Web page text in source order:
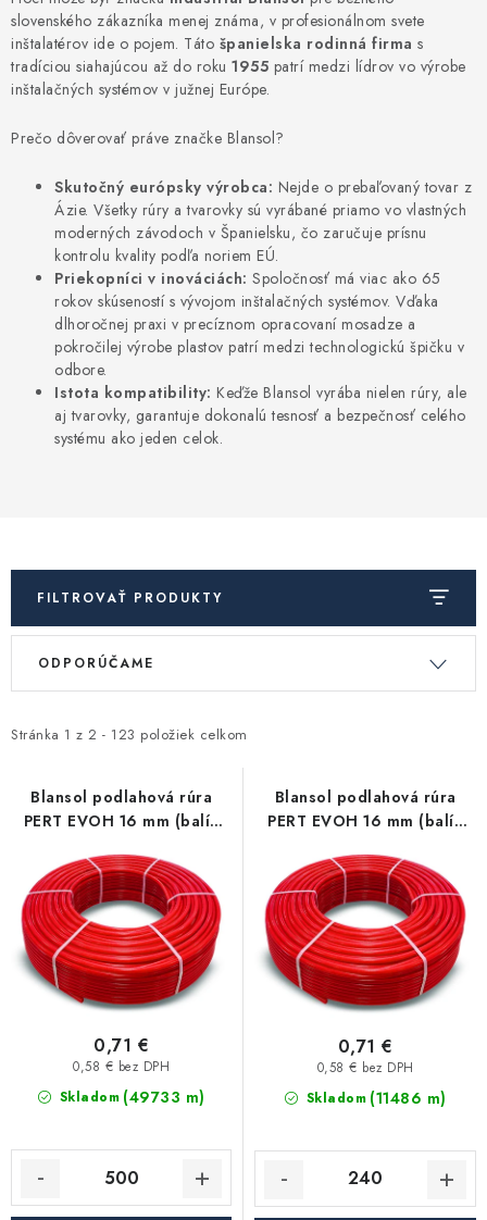
Kúrenie a chladenie
Komíny a dymovody
Čerpadlá a vodárne
Filtrovanie a úprava vody
Záhrada a závlaha
Vetranie a rekuperácia
Kúpeľňa a sanita
Spojovací materiál
Reklamačné podmienky
Podmienky ochrany osobných údajov
Obchodné podmienky požičovne náradia
Moja objednávka
slovenského zákazníka menej známa, v profesionálnom svete
inštalatérov ide o pojem. Táto španielska rodinná firma s
tradíciou siahajúcou až do roku 1955 patrí medzi lídrov vo výrobe
inštalačných systémov v južnej Európe.
Prečo dôverovať práve značke Blansol?
Skutočný európsky výrobca: Nejde o prebaľovaný tovar z
Ázie. Všetky rúry a tvarovky sú vyrábané priamo vo vlastných
moderných závodoch v Španielsku, čo zaručuje prísnu
kontrolu kvality podľa noriem EÚ.
Priekopníci v inováciách: Spoločnosť má viac ako 65
rokov skúseností s vývojom inštalačných systémov. Vďaka
dlhoročnej praxi v precíznom opracovaní mosadze a
pokročilej výrobe plastov patrí medzi technologickú špičku v
odbore.
Istota kompatibility: Keďže Blansol vyrába nielen rúry, ale
aj tvarovky, garantuje dokonalú tesnosť a bezpečnosť celého
systému ako jeden celok.
FILTROVAŤ PRODUKTY
V
i
d
u
k
Stránka 1 z 2 - 123 položiek celkom
R
e
e
o
d
u
ODPORÚČAME
Blansol podlahová rúra
PERT EVOH 16 mm (balík
Skladom (49733 m)
0,58 € bez DPH
0,71 €
Blansol podlahová rúra
PERT EVOH 16 mm (balík
Skladom (11486 m)
0,58 € bez DPH
0,71 €